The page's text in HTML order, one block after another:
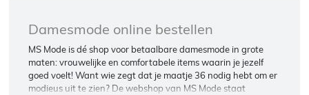
Damesmode online bestellen
MS Mode is dé shop voor betaalbare damesmode in grote
maten: vrouwelijke en comfortabele items waarin je jezelf
goed voelt! Want wie zegt dat je maatje 36 nodig hebt om er
modieus uit te zien? De webshop van MS Mode staat